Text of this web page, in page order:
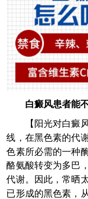
白癜风患者能
【阳光对白癜风
线，在黑色素的代
色素所必需的一种
酪氨酸转变为多巴
代谢。因此，常晒
已形成的黑色素，